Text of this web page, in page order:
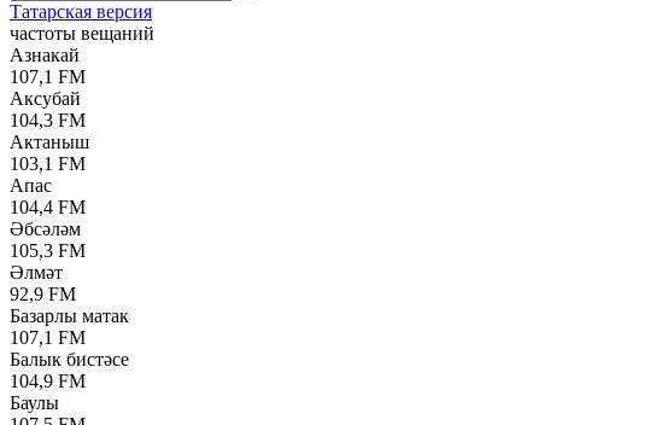
Татарская версия
частоты вещаний
Азнакай
107,1 FM
Аксубай
104,3 FM
Актаныш
103,1 FM
Апас
104,4 FM
Әбсәләм
105,3 FM
Әлмәт
92,9 FM
Базарлы матак
107,1 FM
Балык бистәсе
104,9 FM
Баулы